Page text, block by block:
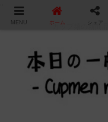
カップ麺の新商
MENU ホーム シェア